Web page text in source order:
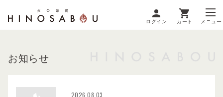
ログイン カート メニュー
お知らせ
2026.08.03